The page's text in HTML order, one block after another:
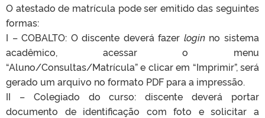
O atestado de matrícula pode ser emitido das seguintes
formas:
I – COBALTO: O discente deverá fazer loginno sistema
acadêmico, acessar o menu
“Aluno/Consultas/Matrícula” e clicar em “Imprimir”, será
gerado um arquivo no formato PDF para a impressão.
II – Colegiado do curso: discente deverá portar
documento de identificação com foto e solicitar a